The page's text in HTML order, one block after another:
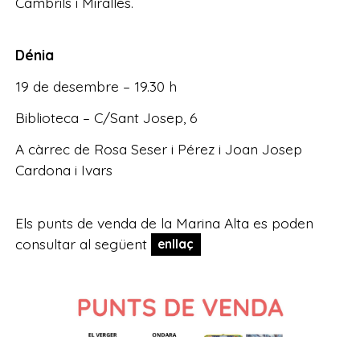
Dénia
19 de desembre – 19.30 h
Biblioteca – C/Sant Josep, 6
A càrrec de Rosa Seser i Pérez i Joan Josep
Cardona i Ivars
Els punts de venda de la Marina Alta es poden
consultar al següent
enllaç